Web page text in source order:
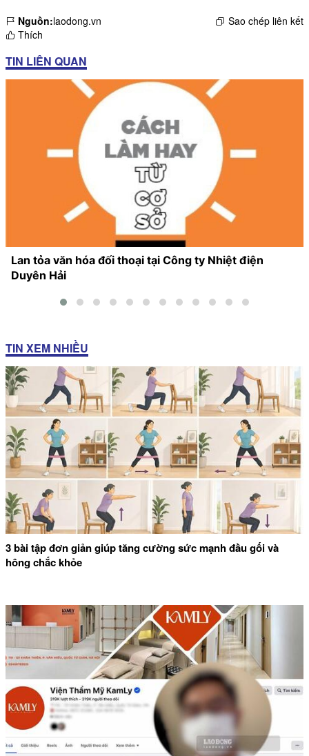
Nguồn:laodong.vn
Sao chép liên kết
Thích
TIN LIÊN QUAN
Lan tỏa văn hóa đối thoại tại Công ty Nhiệt điện
Duyên Hải
TIN XEM NHIỀU
3 bài tập đơn giản giúp tăng cường sức mạnh đầu gối và
hông chắc khỏe